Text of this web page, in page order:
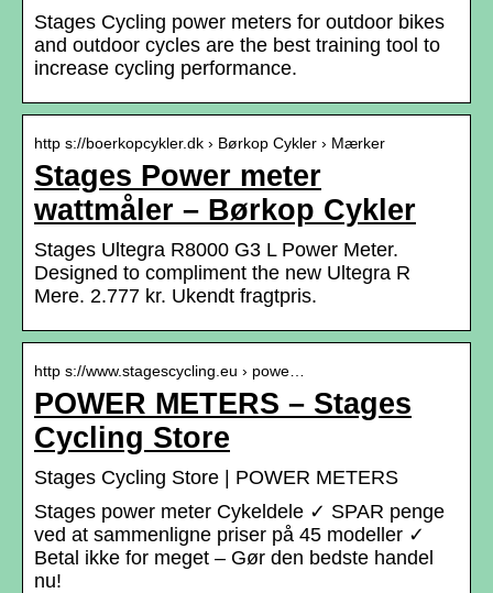
Stages Cycling power meters for outdoor bikes
and outdoor cycles are the best training tool to
increase cycling performance.
http s://boerkopcykler.dk › Børkop Cykler › Mærker
Stages Power meter
wattmåler – Børkop Cykler
Stages Ultegra R8000 G3 L Power Meter.
Designed to compliment the new Ultegra R
Mere. 2.777 kr. Ukendt fragtpris.
http s://www.stagescycling.eu › powe…
POWER METERS – Stages
Cycling Store
Stages Cycling Store | POWER METERS
Stages power meter Cykeldele ✓ SPAR penge
ved at sammenligne priser på 45 modeller ✓
Betal ikke for meget – Gør den bedste handel
nu!